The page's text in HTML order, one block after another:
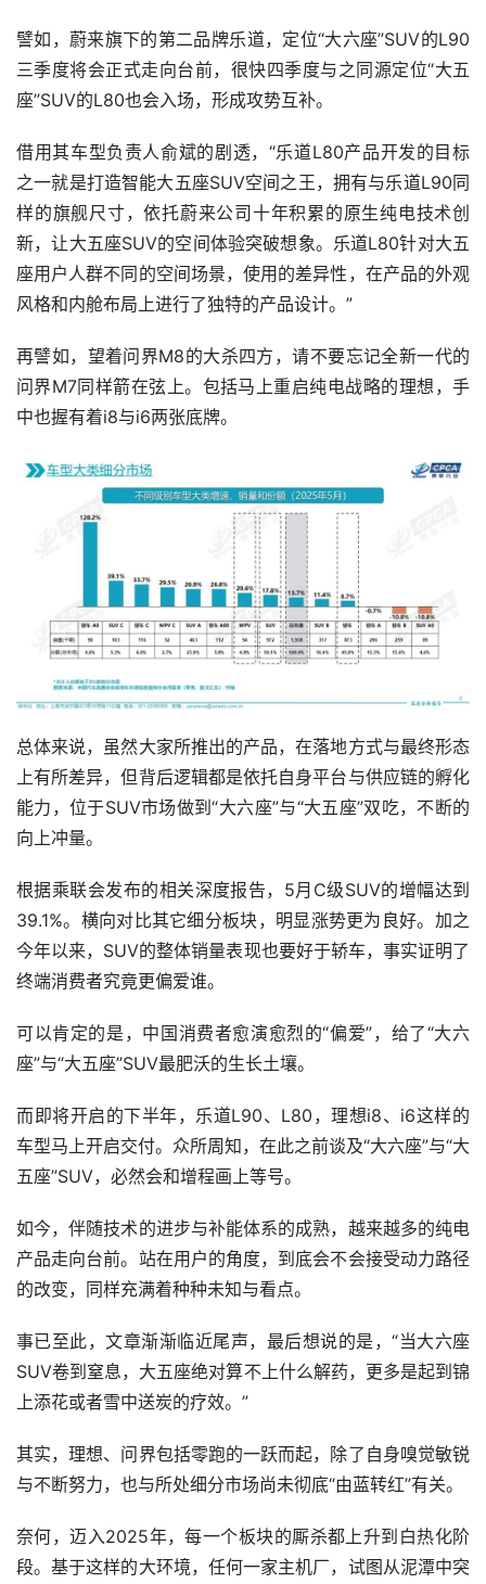
譬如，蔚来旗下的第二品牌乐道，定位“大六座”SUV的L90
三季度将会正式走向台前，很快四季度与之同源定位“大五
座”SUV的L80也会入场，形成攻势互补。
借用其车型负责人俞斌的剧透，“乐道L80产品开发的目标
之一就是打造智能大五座SUV空间之王，拥有与乐道L90同
样的旗舰尺寸，依托蔚来公司十年积累的原生纯电技术创
新，让大五座SUV的空间体验突破想象。乐道L80针对大五
座用户人群不同的空间场景，使用的差异性，在产品的外观
风格和内舱布局上进行了独特的产品设计。”
再譬如，望着问界M8的大杀四方，请不要忘记全新一代的
问界M7同样箭在弦上。包括马上重启纯电战略的理想，手
中也握有着i8与i6两张底牌。
总体来说，虽然大家所推出的产品，在落地方式与最终形态
上有所差异，但背后逻辑都是依托自身平台与供应链的孵化
能力，位于SUV市场做到“大六座”与“大五座”双吃，不断的
向上冲量。
根据乘联会发布的相关深度报告，5月C级SUV的增幅达到
39.1%。横向对比其它细分板块，明显涨势更为良好。加之
今年以来，SUV的整体销量表现也要好于轿车，事实证明了
终端消费者究竟更偏爱谁。
可以肯定的是，中国消费者愈演愈烈的“偏爱”，给了“大六
座”与“大五座”SUV最肥沃的生长土壤。
而即将开启的下半年，乐道L90、L80，理想i8、i6这样的
车型马上开启交付。众所周知，在此之前谈及“大六座”与“大
五座”SUV，必然会和增程画上等号。
如今，伴随技术的进步与补能体系的成熟，越来越多的纯电
产品走向台前。站在用户的角度，到底会不会接受动力路径
的改变，同样充满着种种未知与看点。
事已至此，文章渐渐临近尾声，最后想说的是，“当大六座
SUV卷到窒息，大五座绝对算不上什么解药，更多是起到锦
上添花或者雪中送炭的疗效。”
其实，理想、问界包括零跑的一跃而起，除了自身嗅觉敏锐
与不断努力，也与所处细分市场尚未彻底“由蓝转红”有关。
奈何，迈入2025年，每一个板块的厮杀都上升到白热化阶
段。基于这样的大环境，任何一家主机厂，试图从泥潭中突